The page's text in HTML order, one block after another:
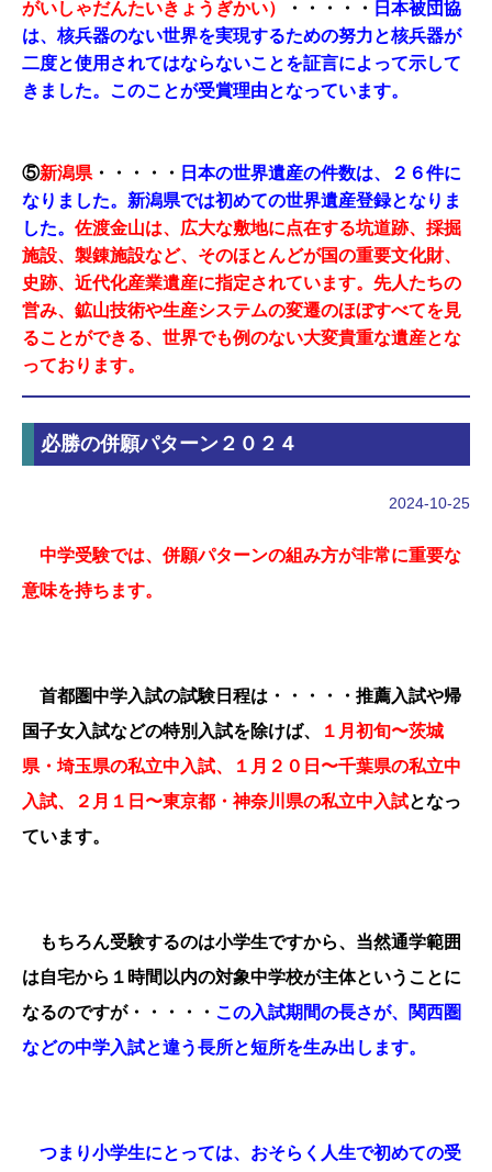
がいしゃだんたいきょうぎかい）
・・・・・ 日本被団協
は、核兵器のない世界を実現するための努力と核兵器が
二度と使用されてはならないことを証言によって示して
きました。このことが受賞理由となっています。
⑤新潟県 ・・・・・ 日本の世界遺産の件数は、２６件に
なりました。新潟県では初めての世界遺産登録となりま
した。 佐渡金山は、広大な敷地に点在する坑道跡、採掘
施設、製錬施設など、そのほとんどが国の重要文化財、
史跡、近代化産業遺産に指定されています。先人たちの
営み、鉱山技術や生産システムの変遷のほぼすべてを見
ることができる、世界でも例のない大変貴重な遺産とな
っております。
必勝の併願パターン２０２４
2024-10-25
中学受験では、併願パターンの組み方が非常に重要な
意味を持ちます。
首都圏中学入試の試験日程は・・・・・推薦入試や帰
国子女入試などの特別入試を除けば、
１月初旬〜茨城
県・埼玉県の私立中入試、１月２０日〜千葉県の私立中
入試、２月１日〜東京都・神奈川県の私立中入試となっ
ています。
もちろん受験するのは小学生ですから、当然通学範囲
は自宅から１時間以内の対象中学校が主体ということに
なるのですが・・・・・ この入試期間の長さが、関西圏
などの中学入試と違う長所と短所を生み出します。
つまり小学生にとっては、おそらく人生で初めての受